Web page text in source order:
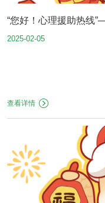
“您好！心理援助热线
值守（连载3）
2025-02-05
查看详情